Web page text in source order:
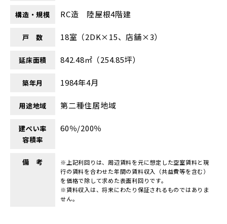
構造・規模 RC造 陸屋根4階建
戸 数 18室（2DK×15、店舗×3）
延床面積 842.48㎡（254.85坪）
築年月 1984年4月
用途地域 第二種住居地域
建ぺい率
容積率
60％/200％
備 考
※上記利回りは、周辺賃料を元に想定した空室賃料と現
行の賃料を合わせた年間の賃料収入（共益費等を含む）
を価格で除して求めた表面利回りです。
※賃料収入は、将来にわたり保証されるものではありま
せん。